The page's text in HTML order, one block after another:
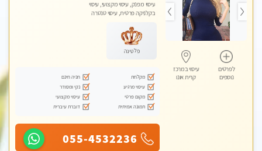
לפרטים
נוספים
עיסוי במרכז
קרית אונו
עיסוי מפנק, עיסוי מקצועי, עיסוי
בקלניקה פרטית, עיסוי טנטרה
פלטינה
מקלחת
חניה חינם
עיסוי מרגיע
נקי ומסודר
מקום פרטי
עיסוי מקצועי
תמונה אמיתית
דוברת עיברית
055-4532236